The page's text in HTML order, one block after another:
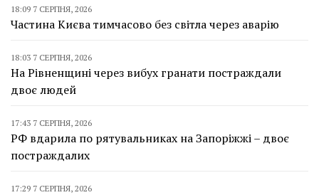
18:09 7 СЕРПНЯ, 2026
Частина Києва тимчасово без світла через аварію
18:03 7 СЕРПНЯ, 2026
На Рівненщині через вибух гранати постраждали
двоє людей
17:43 7 СЕРПНЯ, 2026
РФ вдарила по рятувальниках на Запоріжжі – двоє
постраждалих
17:29 7 СЕРПНЯ, 2026